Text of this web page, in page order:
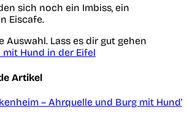
sich noch ein Imbiss, ein
Eiscafe.
Auswahl. Lass es dir gut gehen
Hund in der Eifel
Artikel
– Ahrquelle und Burg mit Hund'